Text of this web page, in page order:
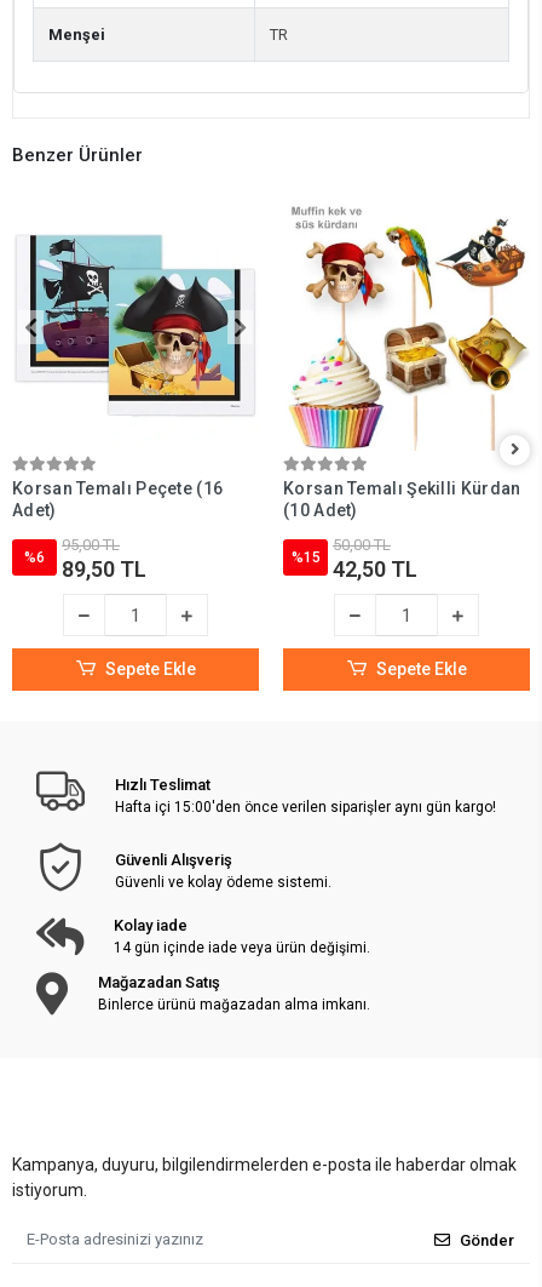
Menşei TR
Benzer Ürünler
Korsan Temalı Peçete (16
Adet)
%6
95,00 TL
89,50 TL
Sepete Ekle
Korsan Temalı Şekilli Kürdan
(10 Adet)
%15
50,00 TL
42,50 TL
Sepete Ekle
Hızlı Teslimat
Hafta içi 15:00'den önce verilen siparişler aynı gün kargo!
Güvenli Alışveriş
Güvenli ve kolay ödeme sistemi.
Kolay iade
14 gün içinde iade veya ürün değişimi.
Mağazadan Satış
Binlerce ürünü mağazadan alma imkanı.
Kampanya, duyuru, bilgilendirmelerden e-posta ile haberdar olmak
istiyorum.
Gönder